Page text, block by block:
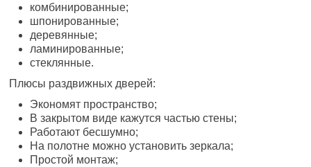
комбинированные;
шпонированные;
деревянные;
ламинированные;
стеклянные.
Плюсы раздвижных дверей:
Экономят пространство;
В закрытом виде кажутся частью стены;
Работают бесшумно;
На полотне можно установить зеркала;
Простой монтаж;